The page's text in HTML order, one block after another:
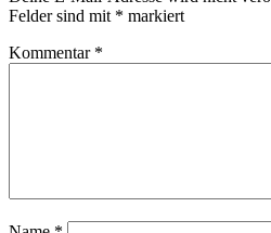
Felder sind mit * markiert
Kommentar *